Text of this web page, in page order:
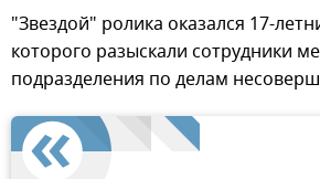
"Звездой" ролика оказался 17-
которого разыскали сотрудники
подразделения по делам